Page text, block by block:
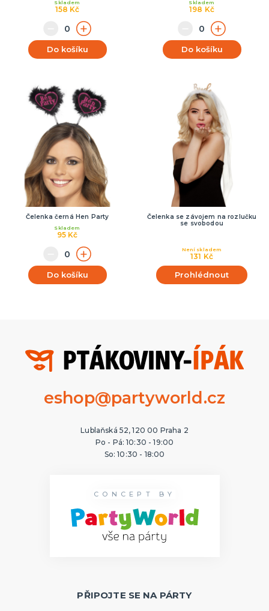
158 Kč
Skladem
Do košíku
198 Kč
Skladem
Do košíku
Čelenka černá Hen Party
95 Kč
Skladem
Do košíku
Čelenka se závojem na rozlučku
se svobodou
131 Kč
Není skladem
Prohlédnout
eshop@partyworld.cz
Lublaňská 52, 120 00 Praha 2
Po - Pá: 10:30 - 19:00
So: 10:30 - 18:00
CONCEPT BY
PŘIPOJTE SE NA PÁRTY